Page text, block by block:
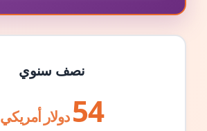
نصف سنوي
54 دولار أمريكي